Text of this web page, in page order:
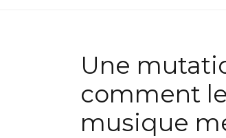
Une
comment
musique